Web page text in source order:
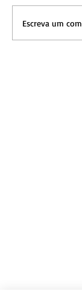
Escreva um